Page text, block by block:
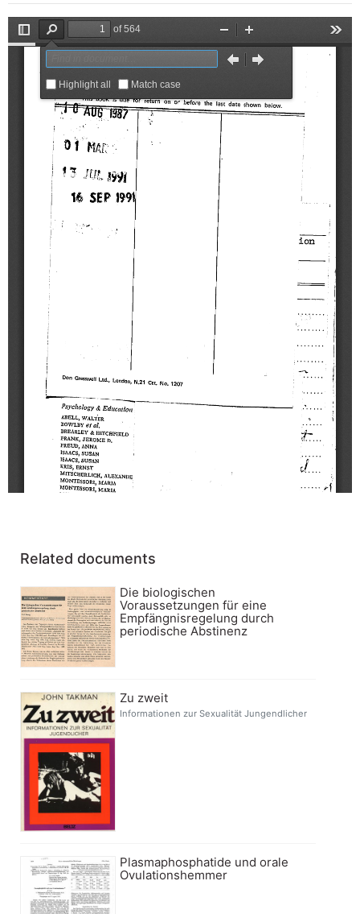
Related documents
Die biologischen
Voraussetzungen für eine
Empfängnisregelung durch
periodische Abstinenz
Zu zweit
Informationen zur Sexualität Jungendlicher
Plasmaphosphatide und orale
Ovulationshemmer